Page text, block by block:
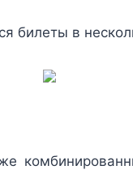
билеты в